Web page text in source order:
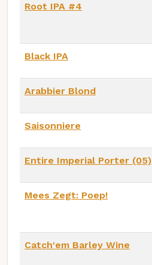
Root IPA #4
Black IPA
Arabbier Blond
Saisonniere
Entire Imperial Porter (05)
Mees Zegt: Poep!
Catch'em Barley Wine